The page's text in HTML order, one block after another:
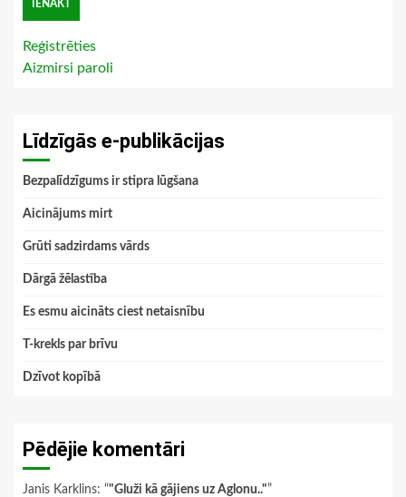
Reģistrēties
Aizmirsi paroli
Līdzīgās e-publikācijas
Bezpalīdzīgums ir stipra lūgšana
Aicinājums mirt
Grūti sadzirdams vārds
Dārgā žēlastība
Es esmu aicināts ciest netaisnību
T-krekls par brīvu
Dzīvot kopībā
Pēdējie komentāri
Janis Karklins: “"Gluži kā gājiens uz Aglonu.."”